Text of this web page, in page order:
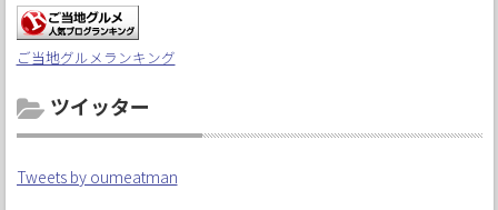
ご当地グルメランキング
ツイッター
Tweets by oumeatman